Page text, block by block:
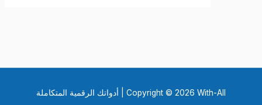
Copyright © 2026 With-All | أدواتك الرقمية المتكاملة